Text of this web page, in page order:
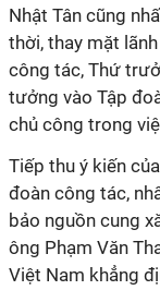
Nhật Tân cũng
thời, thay mặt
công tác, Thứ
tưởng vào Tập
chủ công trong
Tiếp thu ý kiến
đoàn công tác,
bảo nguồn cung
ông Phạm Văn
Việt Nam khẳng